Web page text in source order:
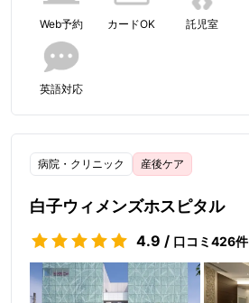
Web予約 カードOK 託児室
英語対応
病院・クリニック 産後ケア
白子ウィメンズホスピタル
4.9 / 口コミ 426件